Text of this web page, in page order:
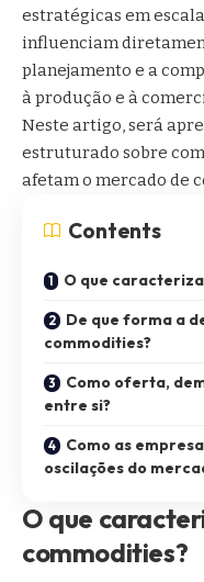
estratégicas em
influenciam
planejamento e a
à produção e à
Neste artigo, será
estruturado sobre
afetam o mercado de
Contents
O que
De que forma a
commodities?
Como oferta,
entre si?
Como as
oscilações do
O que
commodities?